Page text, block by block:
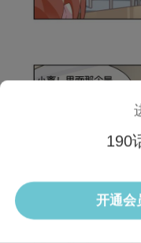
选集
190
开通会